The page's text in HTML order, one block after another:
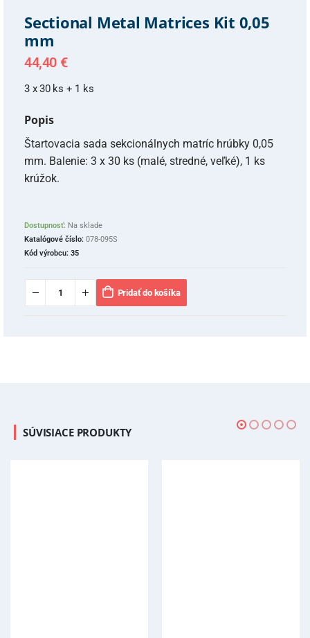
Sectional Metal Matrices Kit 0,05
mm
44,40 €
3 x 30 ks + 1 ks
Popis
Štartovacia sada sekcionálnych matríc hrúbky 0,05
mm. Balenie: 3 x 30 ks (malé, stredné, veľké), 1 ks
krúžok.
Dostupnosť: Na sklade
Katalógové číslo: 078-095S
Kód výrobcu: 35
Pridať do košíka
SÚVISIACE PRODUKTY